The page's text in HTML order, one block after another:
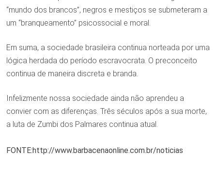
“mundo dos brancos”, negros e mestiços se submeteram a
um “branqueamento” psicossocial e moral.
Em suma, a sociedade brasileira continua norteada por uma
lógica herdada do período escravocrata. O preconceito
continua de maneira discreta e branda.
Infelizmente nossa sociedade ainda não aprendeu a
convier com as diferenças. Três séculos após a sua morte,
a luta de Zumbi dos Palmares continua atual.
FONTE:http://www.barbacenaonline.com.br/noticias